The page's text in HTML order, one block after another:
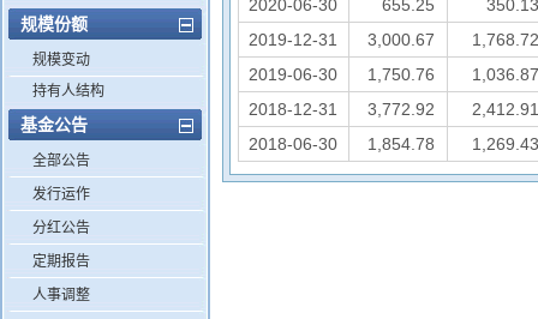
规模份额
规模变动
持有人结构
基金公告
全部公告
发行运作
分红公告
定期报告
人事调整
2020-06-30 655.25
350.13
2019-12-31
3,000.67
1,768.72
2019-06-30
1,750.76
1,036.87
2018-12-31
3,772.92
2,412.91
2018-06-30
1,854.78 1,269.43